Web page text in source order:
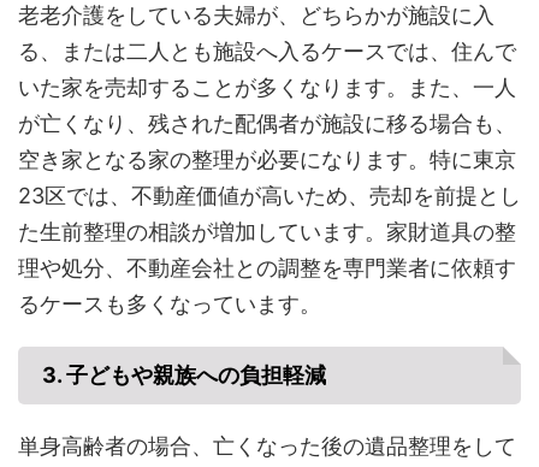
老老介護をしている夫婦が、どちらかが施設に入
る、または二人とも施設へ入るケースでは、住んで
いた家を売却することが多くなります。また、一人
が亡くなり、残された配偶者が施設に移る場合も、
空き家となる家の整理が必要になります。特に東京
23区では、不動産価値が高いため、売却を前提とし
た生前整理の相談が増加しています。家財道具の整
理や処分、不動産会社との調整を専門業者に依頼す
るケースも多くなっています。
3. 子どもや親族への負担軽減
単身高齢者の場合、亡くなった後の遺品整理をして